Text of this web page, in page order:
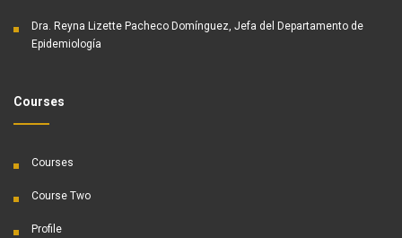
Dra. Reyna Lizette Pacheco Domínguez, Jefa del Departamento de
Epidemiología
Courses
Courses
Course Two
Profile